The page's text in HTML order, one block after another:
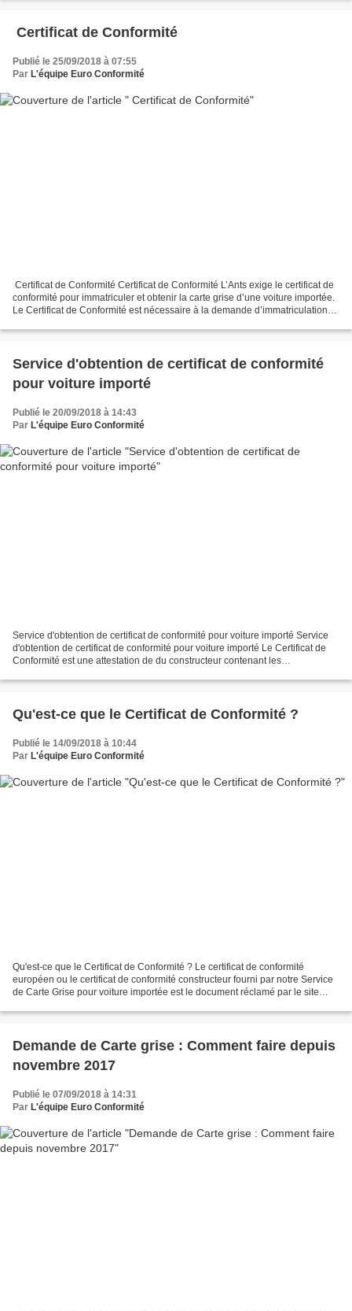
Certificat de Conformité
Publié le 25/09/2018 à 07:55
Par L'équipe Euro Conformité
Certificat de Conformité Certificat de Conformité L’Ants exige le certificat de
conformité pour immatriculer et obtenir la carte grise d’une voiture importée.
Le Certificat de Conformité est nécessaire à la demande d’immatriculation
Service d'obtention de certificat de conformité
pour voiture importé
Publié le 20/09/2018 à 14:43
Par L'équipe Euro Conformité
Service d'obtention de certificat de conformité pour voiture importé Service
d'obtention de certificat de conformité pour voiture importé Le Certificat de
Conformité est une attestation de du constructeur contenant les
Qu'est-ce que le Certificat de Conformité ?
Publié le 14/09/2018 à 10:44
Par L'équipe Euro Conformité
Qu'est-ce que le Certificat de Conformité ? Le certificat de conformité
européen ou le certificat de conformité constructeur fourni par notre Service
de Carte Grise pour voiture importée est le document réclamé par le site
Demande de Carte grise : Comment faire depuis
novembre 2017
Publié le 07/09/2018 à 14:31
Par L'équipe Euro Conformité